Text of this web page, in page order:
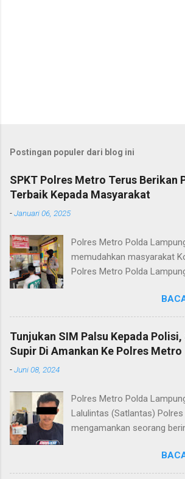
Postingan populer dari blog ini
SPKT Polres Metro Terus Berikan
Terbaik Kepada Masyarakat
-Januari 06, 2025
Polres Metro Polda
memudahkan masyarakat
Polres Metro Polda
terkait layanan pengaduan,
pelayanan Identifikasi sidik
kepada masyarakat. Senin
mewujudkan pelayanan
Heri Sulistyo Nugroho S.IK,
“SPKT Polres Metro akan
memberikan pelayanan yang
kepolisian, baik informasi
lainnya.” “SPKT adalah
Tunjukan SIM Palsu Kepada
Supir Di Amankan Ke Polres Metro
-Juni 08, 2024
Polres Metro Polda
Lalulintas (Satlantas)
mengamankan seorang
Truk pelanggar lalulintas
Surat Izin Mengemudi (SIM)